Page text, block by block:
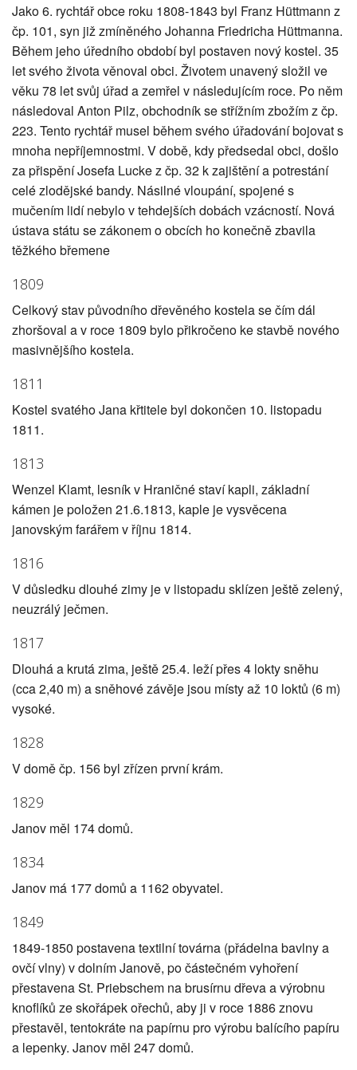
Jako 6. rychtář obce roku 1808-1843 byl Franz Hüttmann z
čp. 101, syn již zmíněného Johanna Friedricha Hüttmanna.
Během jeho úředního období byl postaven nový kostel. 35
let svého života věnoval obci. Životem unavený složil ve
věku 78 let svůj úřad a zemřel v následujícím roce. Po něm
následoval Anton Pilz, obchodník se střížním zbožím z čp.
223. Tento rychtář musel během svého úřadování bojovat s
mnoha nepříjemnostmi. V době, kdy předsedal obci, došlo
za přispění Josefa Lucke z čp. 32 k zajištění a potrestání
celé zlodějské bandy. Násilné vloupání, spojené s
mučením lidí nebylo v tehdejších dobách vzácností. Nová
ústava státu se zákonem o obcích ho konečně zbavila
těžkého břemene
1809
Celkový stav původního dřevěného kostela se čím dál
zhoršoval a v roce 1809 bylo přikročeno ke stavbě nového
masivnějšího kostela.
1811
Kostel svatého Jana křtitele byl dokončen 10. listopadu
1811.
1813
Wenzel Klamt, lesník v Hraničné staví kapli, základní
kámen je položen 21.6.1813, kaple je vysvěcena
janovským farářem v říjnu 1814.
1816
V důsledku dlouhé zimy je v listopadu sklízen ještě zelený,
neuzrálý ječmen.
1817
Dlouhá a krutá zima, ještě 25.4. leží přes 4 lokty sněhu
(cca 2,40 m) a sněhové závěje jsou místy až 10 loktů (6 m)
vysoké.
1828
V domě čp. 156 byl zřízen první krám.
1829
Janov měl 174 domů.
1834
Janov má 177 domů a 1162 obyvatel.
1849
1849-1850 postavena textilní továrna (přádelna bavlny a
ovčí vlny) v dolním Janově, po částečném vyhoření
přestavena St. Priebschem na brusírnu dřeva a výrobnu
knoflíků ze skořápek ořechů, aby ji v roce 1886 znovu
přestavěl, tentokráte na papírnu pro výrobu balícího papíru
a lepenky. Janov měl 247 domů.